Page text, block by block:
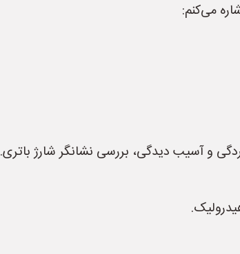
می‌کنم:
و آسیب دیدگی، بررسی نشانگر شارژ باتری.